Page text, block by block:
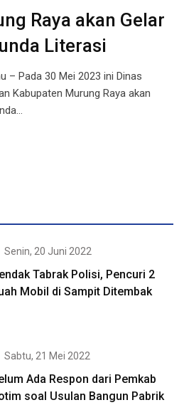
Raya akan Gelar
Literasi
– Pada 30 Mei 2023 ini Dinas
Kabupaten Murung Raya akan
Senin, 20 Juni 2022
Tabrak Polisi, Pencuri 2
Mobil di Sampit Ditembak
Sabtu, 21 Mei 2022
Ada Respon dari Pemkab
soal Usulan Bangun Pabrik